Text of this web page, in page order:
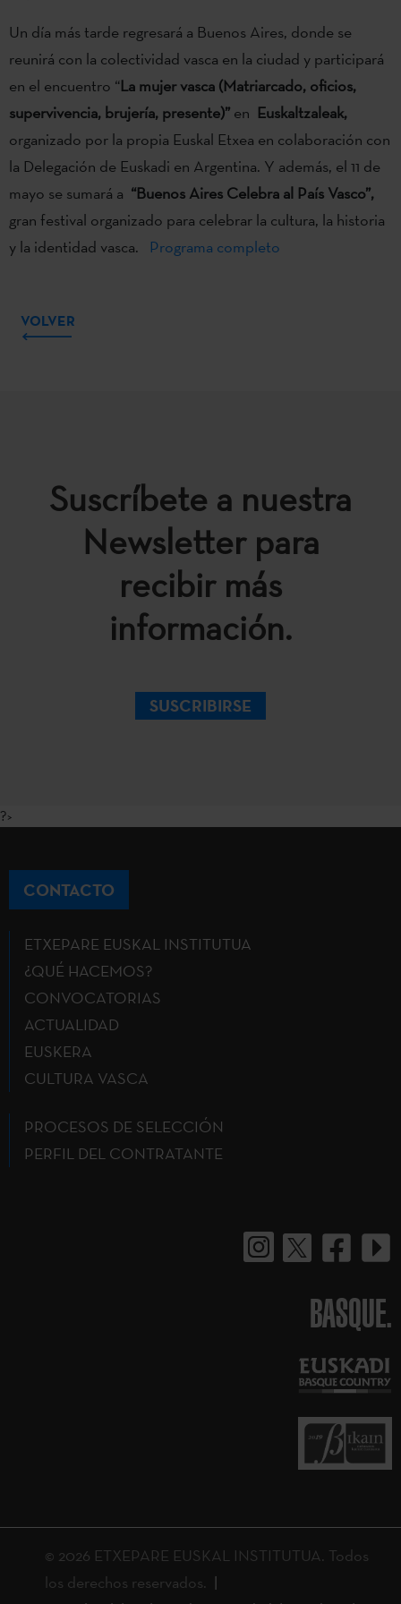
Un día más tarde regresará a Buenos Aires, donde se
reunirá con la colectividad vasca en la ciudad y participará
en el encuentro “La mujer vasca (Matriarcado, oficios,
supervivencia, brujería, presente)” en Euskaltzaleak,
organizado por la propia Euskal Etxea en colaboración con
la Delegación de Euskadi en Argentina. Y además, el 11 de
mayo se sumará a “Buenos Aires Celebra al País Vasco”,
gran festival organizado para celebrar la cultura, la historia
y la identidad vasca. Programa completo
VOLVER
Suscríbete a nuestra
Newsletter para
recibir más
información.
SUSCRIBIRSE
?>
CONTACTO
ETXEPARE EUSKAL INSTITUTUA
¿QUÉ HACEMOS?
CONVOCATORIAS
ACTUALIDAD
EUSKERA
CULTURA VASCA
PROCESOS DE SELECCIÓN
PERFIL DEL CONTRATANTE
BASQUE.
© 2026 ETXEPARE EUSKAL INSTITUTUA. Todos
los derechos reservados.